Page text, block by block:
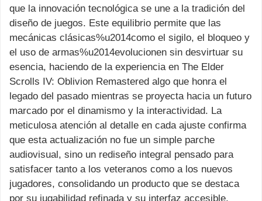
que la innovación tecnológica se une a la tradición del
diseño de juegos. Este equilibrio permite que las
mecánicas clásicas%u2014como el sigilo, el bloqueo y
el uso de armas%u2014evolucionen sin desvirtuar su
esencia, haciendo de la experiencia en The Elder
Scrolls IV: Oblivion Remastered algo que honra el
legado del pasado mientras se proyecta hacia un futuro
marcado por el dinamismo y la interactividad. La
meticulosa atención al detalle en cada ajuste confirma
que esta actualización no fue un simple parche
audiovisual, sino un rediseño integral pensado para
satisfacer tanto a los veteranos como a los nuevos
jugadores, consolidando un producto que se destaca
por su jugabilidad refinada y su interfaz accesible.